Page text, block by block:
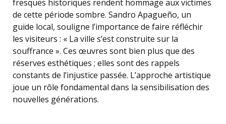
fresques historiques rendent hommage aux victimes
de cette période sombre. Sandro Apagueño, un
guide local, souligne l’importance de faire réfléchir
les visiteurs : « La ville s’est construite sur la
souffrance ». Ces œuvres sont bien plus que des
réserves esthétiques ; elles sont des rappels
constants de l’injustice passée. L’approche artistique
joue un rôle fondamental dans la sensibilisation des
nouvelles générations.